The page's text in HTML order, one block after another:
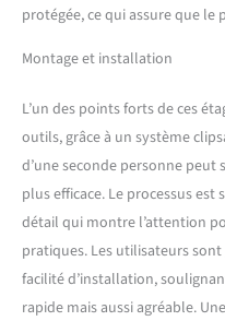
protégée, ce qui assure que
Montage et installation
L’un des points forts de ces
outils, grâce à un système
d’une seconde personne peut
plus efficace. Le processus
détail qui montre l’attention
pratiques. Les utilisateurs
facilité d’installation,
rapide mais aussi agréable.